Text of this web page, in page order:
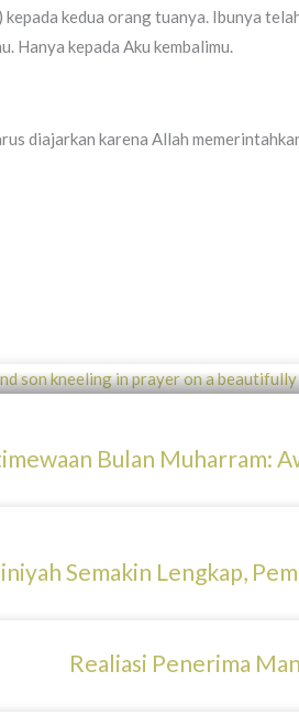
kedua orang tuanya. Ibunya
Hanya kepada Aku kembalimu.
diajarkan karena Allah
Bulan Muharram:
Semakin Lengkap,
Realiasi Penerima